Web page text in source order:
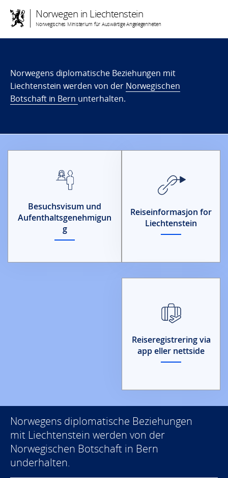
Norwegen in Liechtenstein
Norwegisches Ministerium für Auswärtige Angelegenheiten
Norwegens diplomatische Beziehungen mit
Liechtenstein werden von der Norwegischen
Botschaft in Bern unterhalten.
Besuchsvisum und
Aufenthaltsgenehmigun
g
Reiseinformasjon for
Liechtenstein
Reiseregistrering via
app eller nettside
Norwegens diplomatische Beziehungen
mit Liechtenstein werden von der
Norwegischen Botschaft in Bern
underhalten.